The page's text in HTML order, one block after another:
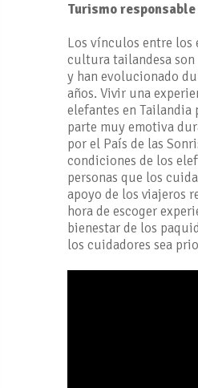
Turismo
Los vínculos entre los
cultura tailandesa
y han evolucionado
años. Vivir una
elefantes en Tailandia
parte muy emotiva
por el País de las
condiciones de los
personas que los
apoyo de los viajeros
hora de escoger
bienestar de los
los cuidadores sea